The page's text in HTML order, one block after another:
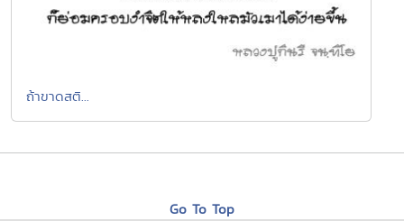
ถ้าขาดสติ...
Go To Top